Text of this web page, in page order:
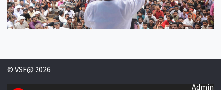
© VSF@ 2026
Admin